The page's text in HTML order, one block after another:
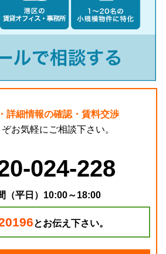
詳細情報の確認・賃料交渉
お気軽にご相談下さい。
024-228
（平日）10:00～18:00
とお伝え下さい。